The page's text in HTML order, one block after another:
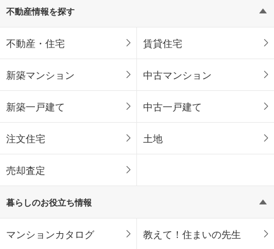
不動産情報を探す
不動産・住宅 賃貸住宅
新築マンション 中古マンション
新築一戸建て 中古一戸建て
注文住宅 土地
売却査定
暮らしのお役立ち情報
マンションカタログ 教えて！住まいの先生